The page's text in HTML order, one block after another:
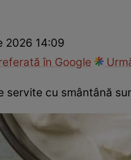
2026 14:09
în Google
servite cu smântână